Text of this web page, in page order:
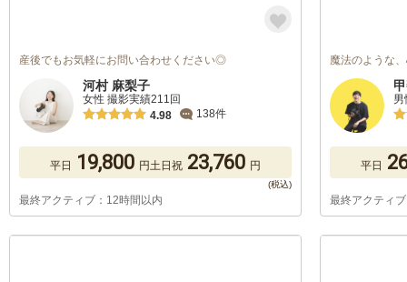
産後でもお気軽にお問い合わせください◎
河村 麻梨子
女性 撮影実績211回
4.98
138件
平日 19,800 円土日祝 23,760 円
最終アクティブ：12時間以内
魔法のような
平日
最終アクティ